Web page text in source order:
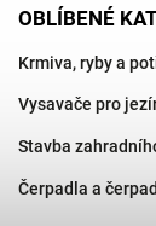
OBLÍBENÉ
Krmiva, ryby a
Vysavače pro
Stavba
Čerpadla a